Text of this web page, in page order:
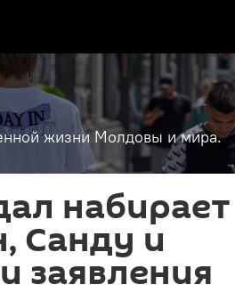
жизни Молдовы и мира.
набирает
Санду и
заявления